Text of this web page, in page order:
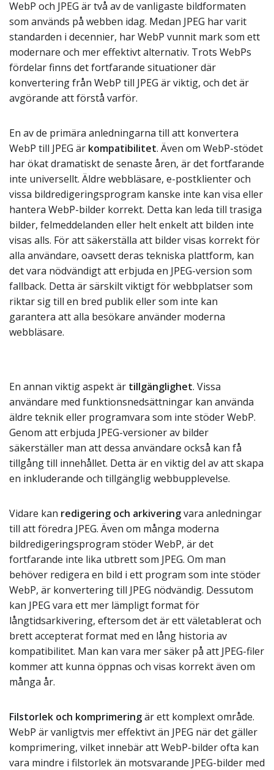
WebP och JPEG är två av de vanligaste bildformaten
som används på webben idag. Medan JPEG har varit
standarden i decennier, har WebP vunnit mark som ett
modernare och mer effektivt alternativ. Trots WebPs
fördelar finns det fortfarande situationer där
konvertering från WebP till JPEG är viktig, och det är
avgörande att förstå varför.
En av de primära anledningarna till att konvertera
WebP till JPEG är kompatibilitet. Även om WebP-stödet
har ökat dramatiskt de senaste åren, är det fortfarande
inte universellt. Äldre webbläsare, e-postklienter och
vissa bildredigeringsprogram kanske inte kan visa eller
hantera WebP-bilder korrekt. Detta kan leda till trasiga
bilder, felmeddelanden eller helt enkelt att bilden inte
visas alls. För att säkerställa att bilder visas korrekt för
alla användare, oavsett deras tekniska plattform, kan
det vara nödvändigt att erbjuda en JPEG-version som
fallback. Detta är särskilt viktigt för webbplatser som
riktar sig till en bred publik eller som inte kan
garantera att alla besökare använder moderna
webbläsare.
En annan viktig aspekt är tillgänglighet. Vissa
användare med funktionsnedsättningar kan använda
äldre teknik eller programvara som inte stöder WebP.
Genom att erbjuda JPEG-versioner av bilder
säkerställer man att dessa användare också kan få
tillgång till innehållet. Detta är en viktig del av att skapa
en inkluderande och tillgänglig webbupplevelse.
Vidare kan redigering och arkiveringvara anledningar
till att föredra JPEG. Även om många moderna
bildredigeringsprogram stöder WebP, är det
fortfarande inte lika utbrett som JPEG. Om man
behöver redigera en bild i ett program som inte stöder
WebP, är konvertering till JPEG nödvändig. Dessutom
kan JPEG vara ett mer lämpligt format för
långtidsarkivering, eftersom det är ett väletablerat och
brett accepterat format med en lång historia av
kompatibilitet. Man kan vara mer säker på att JPEG-filer
kommer att kunna öppnas och visas korrekt även om
många år.
Filstorlek och komprimeringär ett komplext område.
WebP är vanligtvis mer effektivt än JPEG när det gäller
komprimering, vilket innebär att WebP-bilder ofta kan
vara mindre i filstorlek än motsvarande JPEG-bilder med